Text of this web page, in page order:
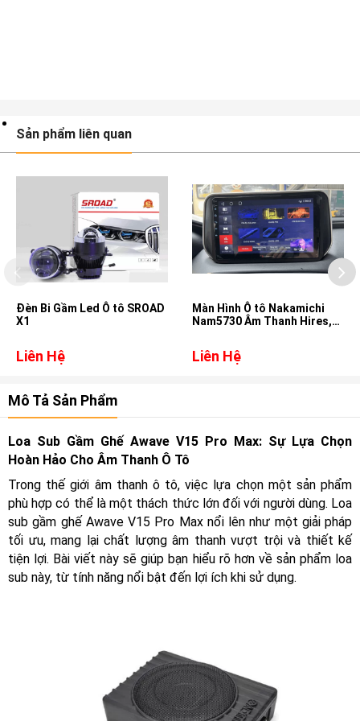
Sản phẩm liên quan
Đèn Bi Gầm Led Ô tô SROAD
X1
Liên Hệ
Màn Hình Ô tô Nakamichi
Nam5730 Âm Thanh Hires,
Liên Hệ
Mô Tả Sản Phẩm
Loa Sub Gầm Ghế Awave V15 Pro Max: Sự Lựa Chọn
Hoàn Hảo Cho Âm Thanh Ô Tô
Trong thế giới âm thanh ô tô, việc lựa chọn một sản phẩm
phù hợp có thể là một thách thức lớn đối với người dùng. Loa
sub gầm ghế Awave V15 Pro Max nổi lên như một giải pháp
tối ưu, mang lại chất lượng âm thanh vượt trội và thiết kế
tiện lợi. Bài viết này sẽ giúp bạn hiểu rõ hơn về sản phẩm loa
sub này, từ tính năng nổi bật đến lợi ích khi sử dụng.